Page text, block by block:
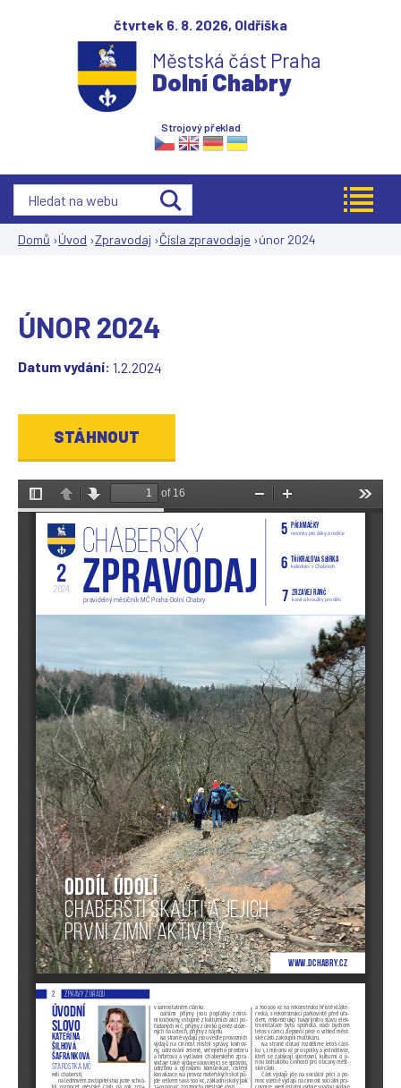
čtvrtek 6. 8. 2026, Oldřiška
Městská část Praha
Dolní Chabry
Strojový překlad
Domů ›Úvod ›Zpravodaj ›Čísla zpravodaje ›únor 2024
ÚNOR 2024
Datum vydání: 1.2.2024
STÁHNOUT